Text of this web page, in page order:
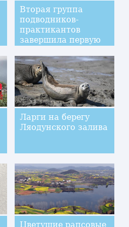
Вторая группа
подводников-
практикантов
завершила первую
на батискафе
"Цзяолун"
Ларги на берегу
Ляодунского залива
Цветущие рапсовые